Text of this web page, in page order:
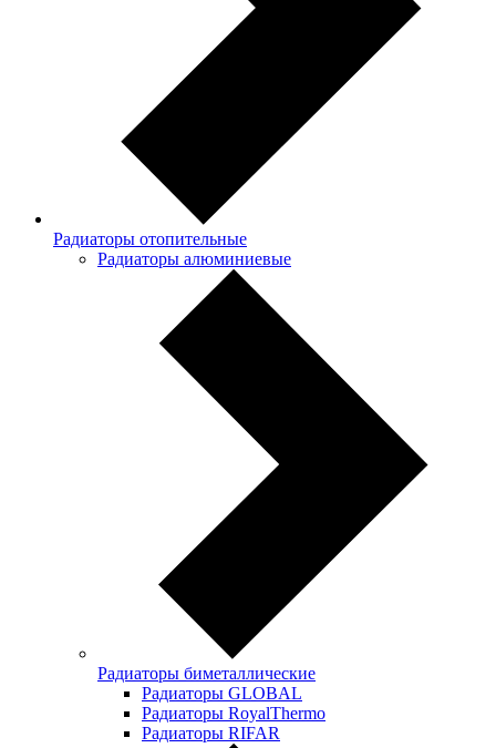
Радиаторы отопительные
Радиаторы алюминиевые
Радиаторы биметаллические
Радиаторы GLOBAL
Радиаторы RoyalThermo
Радиаторы RIFAR